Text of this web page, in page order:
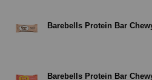
Barebells Protein Bar
Barebells Protein Bar